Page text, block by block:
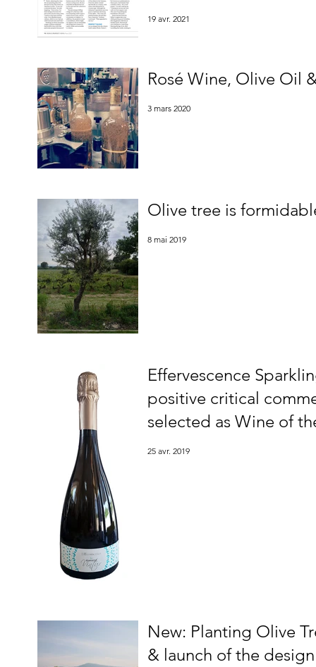
19 avr. 2021
Rosé Wine, Olive Oil
3 mars 2020
Olive tree is
8 mai 2019
Effervescence
positive critical
selected as Wine of
25 avr. 2019
New: Planting Olive
& launch of the